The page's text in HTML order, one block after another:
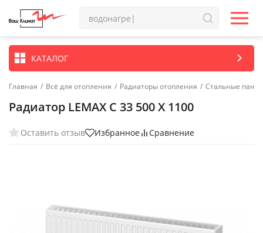
КАТАЛОГ
Главная / Всё для отопления / Радиаторы отопления / Стальные
Радиатор LEMAX C 33 500 X 1100
Оставить отзыв Избранное Сравнение